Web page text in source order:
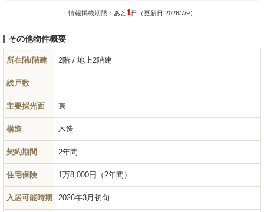
情報掲載期限：あと1日（更新日 2026/7/9）
その他物件概要
所在階/階建 2階 / 地上2階建
総戸数
主要採光面 東
構造 木造
契約期間 2年間
住宅保険 1万8,000円（2年間）
入居可能時期 2026年3月初旬